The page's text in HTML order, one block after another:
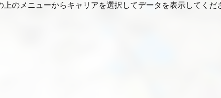
上のメニューからキャリアを選択してデータを表示してくだ